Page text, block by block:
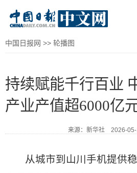
中国日报网 >> 轮播图
持续赋能千行百业
产业产值超6000亿
来源：新华社 2026-05-
从城市到山川手机提供